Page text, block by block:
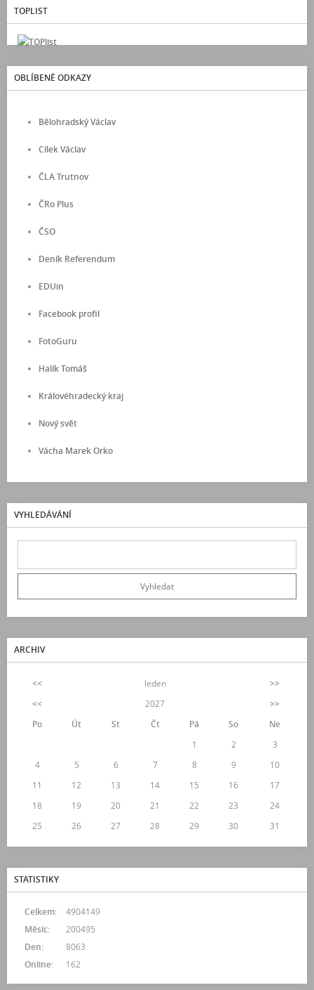
TOPLIST
OBLÍBENÉ ODKAZY
Bělohradský Václav
Cílek Václav
ČLA Trutnov
ČRo Plus
ČSO
Deník Referendum
EDUin
Facebook profil
FotoGuru
Halík Tomáš
Královéhradecký kraj
Nový svět
Vácha Marek Orko
VYHLEDÁVÁNÍ
ARCHIV
<< leden
>>
<<
2027
>>
Po
Út St Čt Pá So
Ne
1
2
3
4
5 6 7 8 9
10
11
12 13 14 15 16
17
18
19 20 21 22 23
24
25
26 27 28 29 30 31
STATISTIKY
Online: 162
Celkem:
4904149
Měsíc:
200495
Den:
8063